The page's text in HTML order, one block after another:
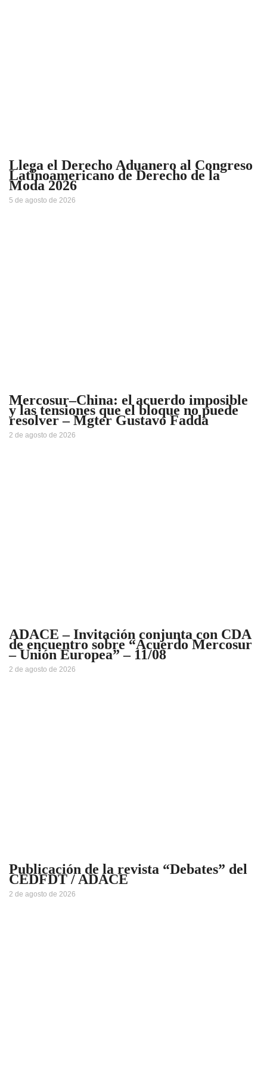
Llega el Derecho Aduanero al Congreso
Latinoamericano de Derecho de la
Moda 2026
5 de agosto de 2026
Mercosur–China: el acuerdo imposible
y las tensiones que el bloque no puede
resolver – Mgter Gustavo Fadda
2 de agosto de 2026
ADACE – Invitación conjunta con CDA
de encuentro sobre “Acuerdo Mercosur
– Unión Europea” – 11/08
2 de agosto de 2026
Publicación de la revista “Debates” del
CEDFDT / ADACE
2 de agosto de 2026